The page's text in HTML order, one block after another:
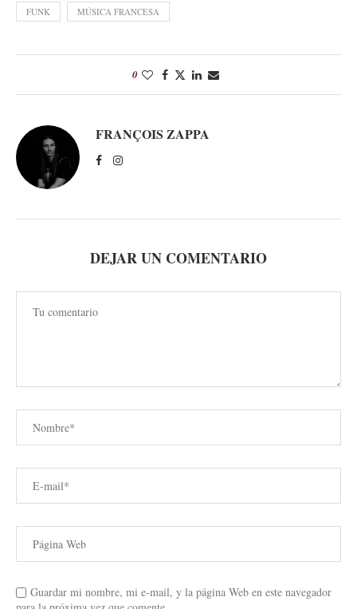
FUNK MÚSICA FRANCESA
0
FRANÇOIS ZAPPA
DEJAR UN COMENTARIO
Guardar mi nombre, mi e-mail, y la página Web en este navegador